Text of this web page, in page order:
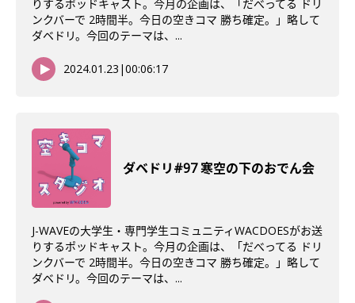
りするポッドキャスト。今月の企画は、「だべってる ドリ
ンクバーで 2時間半。今日の空きコマ 勝ち確定。」略して
ダベドリ。今回のテーマは、...
2024.01.23 |00:06:17
ダベドリ#97 寒空の下のおでん会
J-WAVEの大学生・専門学生コミュニティWACDOESがお送
りするポッドキャスト。今月の企画は、「だべってる ドリ
ンクバーで 2時間半。今日の空きコマ 勝ち確定。」略して
ダベドリ。今回のテーマは、...